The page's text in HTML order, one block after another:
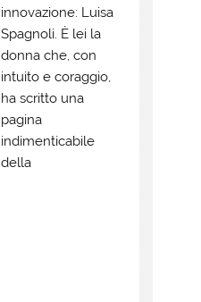
innovazione: Luisa
Spagnoli. È lei la
donna che, con
intuito e coraggio,
ha scritto una
pagina
indimenticabile
della